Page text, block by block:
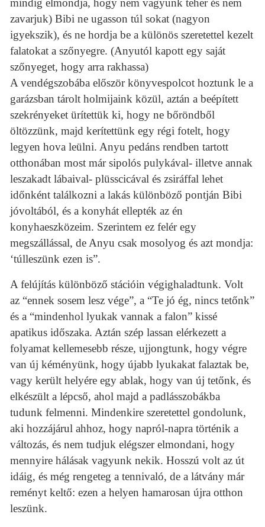
mindig elmondja, hogy nem vagyunk teher és nem
zavarjuk) Bibi ne ugasson túl sokat (nagyon
igyekszik), és ne hordja be a különös szeretettel kezelt
falatokat a szőnyegre. (Anyutól kapott egy saját
szőnyeget, hogy arra rakhassa)
A vendégszobába először könyvespolcot hoztunk le a
garázsban tárolt holmijaink közül, aztán a beépített
szekrényeket ürítettük ki, hogy ne bőröndből
öltözzünk, majd kerítettünk egy régi fotelt, hogy
legyen hova leülni. Anyu pedáns rendben tartott
otthonában most már sipolós pulykával- illetve annak
leszakadt lábaival- plüsscicával és zsiráffal lehet
időnként találkozni a lakás különböző pontján Bibi
jóvoltából, és a konyhát ellepték az én
konyhaeszközeim. Szerintem ez felér egy
megszállással, de Anyu csak mosolyog és azt mondja:
‘túlleszünk ezen is”.
A felújítás különböző stációin végighaladtunk. Volt
az “ennek sosem lesz vége”, a “Te jó ég, nincs tetőnk”
és a “mindenhol lyukak vannak a falon” kissé
apatikus időszaka. Aztán szép lassan elérkezett a
folyamat kellemesebb része, ujjongtunk, hogy végre
van új kéményünk, hogy újabb lyukakat falaztak be,
vagy került helyére egy ablak, hogy van új tetőnk, és
elkészült a lépcső, ahol majd a padlásszobákba
tudunk felmenni. Mindenkire szeretettel gondolunk,
aki hozzájárul ahhoz, hogy napról-napra történik a
változás, és nem tudjuk elégszer elmondani, hogy
mennyire hálásak vagyunk nekik. Hosszú volt az út
idáig, és még rengeteg a tennivaló, de a látvány már
reményt keltő: ezen a helyen hamarosan újra otthon
leszünk.